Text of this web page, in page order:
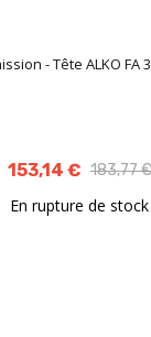
- Tête ALKO FA
153,14 € 183,77 €
En rupture de stock